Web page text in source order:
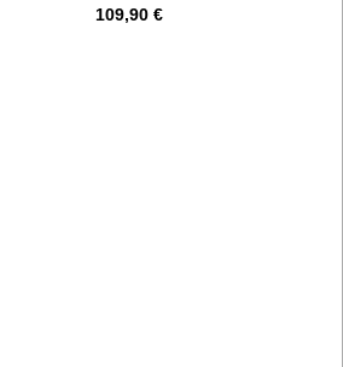
109,90 €